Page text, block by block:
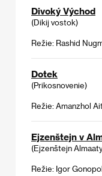
Divoký Východ
(Dikij vostok)
Režie: Rashid
Dotek
(Prikosnovenie)
Režie: Amanzhol
Ejzenštejn v
(Ejzenštejn
Režie: Igor